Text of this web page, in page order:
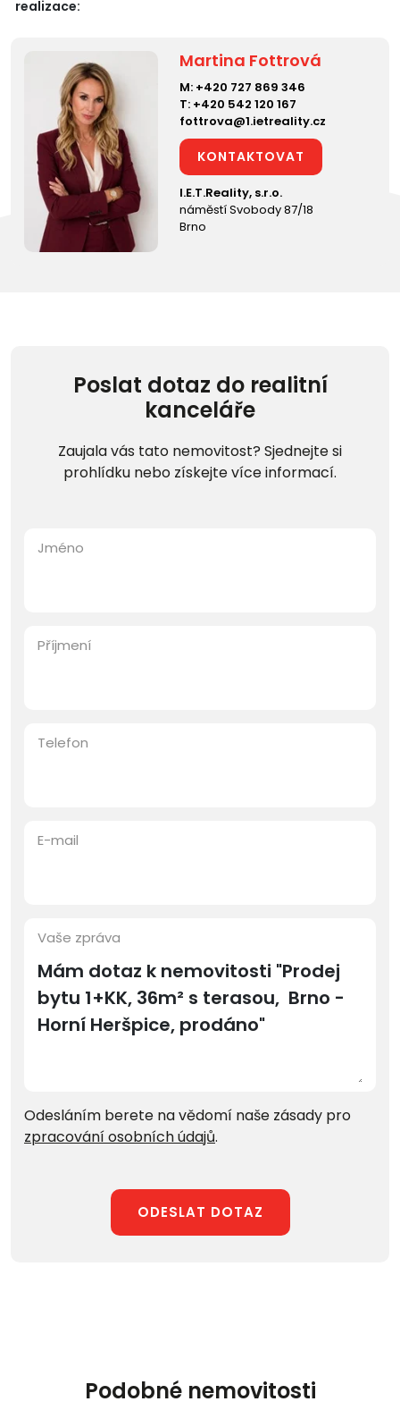
realizace:
Martina Fottrová
M: +420 727 869 346
T: +420 542 120 167
fottrova@1.ietreality.cz
KONTAKTOVAT
I.E.T.Reality, s.r.o.
náměstí Svobody 87/18
Brno
Poslat dotaz do realitní
kanceláře
Zaujala vás tato nemovitost? Sjednejte si
prohlídku nebo získejte více informací.
Jméno
Příjmení
Telefon
E-mail
Vaše zpráva
Odesláním berete na vědomí naše zásady pro
zpracování osobních údajů.
ODESLAT DOTAZ
Podobné nemovitosti